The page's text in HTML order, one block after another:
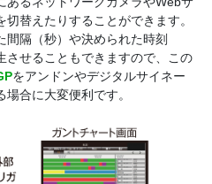
替えたりすることができます。
隔（秒）や決められた時刻
させることもできますので、この
をアンドンやデジタルサイネー
合に大変便利です。